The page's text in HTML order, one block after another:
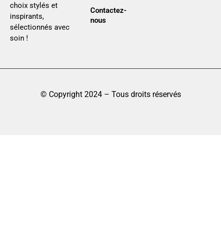
choix stylés et
inspirants,
sélectionnés avec
soin !
Contactez-
nous
© Copyright 2024 – Tous droits réservés